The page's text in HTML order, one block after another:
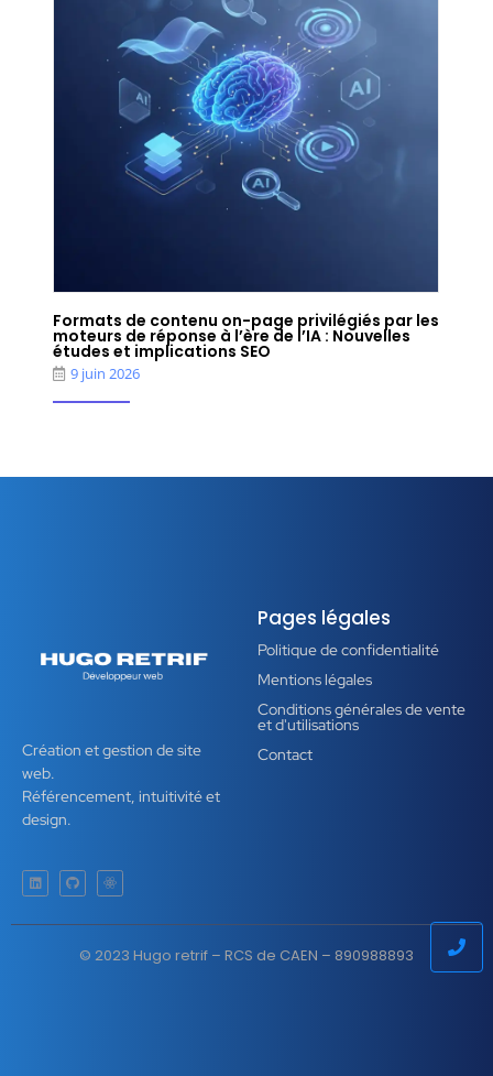
Formats de contenu on-page privilégiés par les
moteurs de réponse à l’ère de l’IA : Nouvelles
études et implications SEO
9 juin 2026
Création et gestion de site
web.
Référencement, intuitivité et
design.
Pages légales
Politique de confidentialité
Mentions légales
Conditions générales de vente
et d'utilisations
Contact
© 2023 Hugo retrif – RCS de CAEN – 890988893